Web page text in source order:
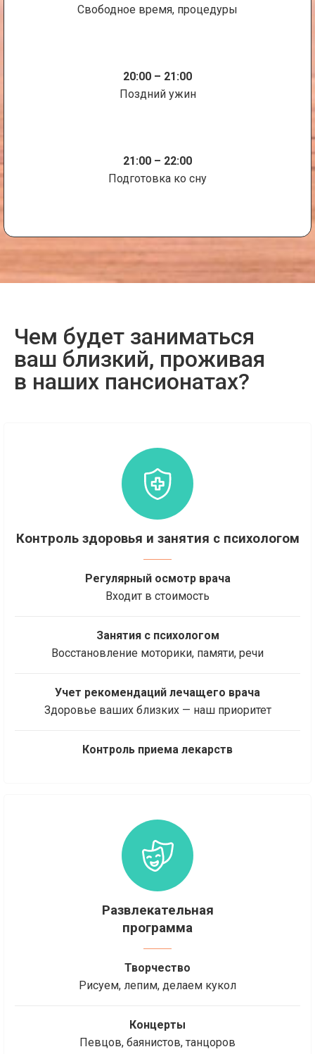
Свободное время, процедуры
20:00 – 21:00
Поздний ужин
21:00 – 22:00
Подготовка ко сну
Чем будет заниматься
ваш близкий, проживая
в наших пансионатах?
Контроль здоровья и занятия с психологом
Регулярный осмотр врача
Входит в стоимость
Занятия с психологом
Восстановление моторики, памяти, речи
Учет рекомендаций лечащего врача
Здоровье ваших близких — наш приоритет
Контроль приема лекарств
Развлекательная
программа
Творчество
Рисуем, лепим, делаем кукол
Концерты
Певцов, баянистов, танцоров